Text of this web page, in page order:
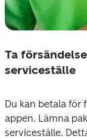
Ta
serviceställe
Du kan betala för
appen. Lämna
serviceställe.